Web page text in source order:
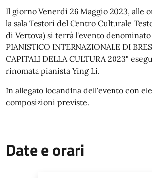
Il giorno Venerdì 26 Maggio 2023, alle
la sala Testori del Centro Culturale
di Vertova) si terrà l'evento denominato
PIANISTICO INTERNAZIONALE DI
CAPITALI DELLA CULTURA 2023"
rinomata pianista Ying Li.
In allegato locandina dell'evento con
composizioni previste.
Date e orari